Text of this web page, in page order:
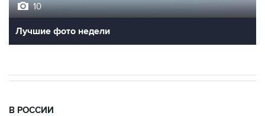
10
Лучшие фото недели
В РОССИИ